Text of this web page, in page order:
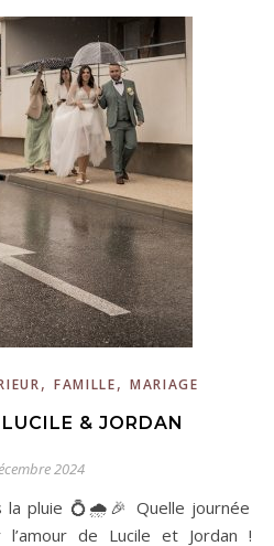
, FAMILLE, MARIAGE
& JORDAN
2024
l’amour de Lucile et Jordan !